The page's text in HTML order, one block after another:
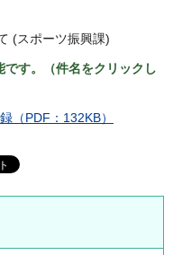
(スポーツ振興課)
です。（件名をクリックし
（PDF：132KB）